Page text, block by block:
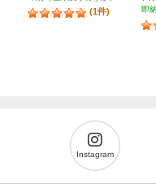
(1件) 即
Instagram